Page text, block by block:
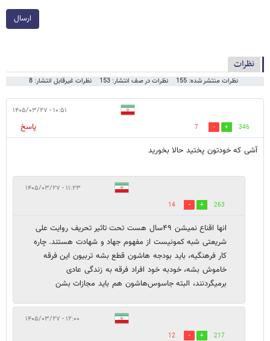
ارسال
نظرات
نظرات منتشر شده: 155 نظرات در صف انتشار: 153 نظرات غیرقابل انتشار: 8
۱۰:۵۱ - ۱۴۰۵/۰۳/۲۷
346
7
پاسخ
آشی که خودتون پختید حالا بخورید
۱۱:۲۳ - ۱۴۰۵/۰۳/۲۷
263
14
انها اقناع نمیشن ۴۹سال هست تحت تاثیر تحریف روایت علی
شریعتی شبه کمونیست از مفهوم جهاد و شهادت هستند. چاره
کار فرهنگیه، باید بودجه هاشون قطع بشه تربیون این فرقه
خاموش بشه، خودبه خود افراد فرقه به زندگی عادی
برمیگردنند، البته جاسوس‌هاشون هم باید مجازات بشن
۱۲:۰۰ - ۱۴۰۵/۰۳/۲۷
217
12